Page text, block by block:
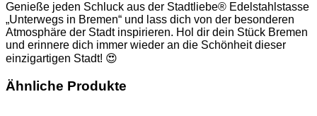
Genieße jeden Schluck aus der Stadtliebe® Edelstahlstasse
„Unterwegs in Bremen“ und lass dich von der besonderen
Atmosphäre der Stadt inspirieren. Hol dir dein Stück Bremen
und erinnere dich immer wieder an die Schönheit dieser
einzigartigen Stadt! 😍
Ähnliche Produkte